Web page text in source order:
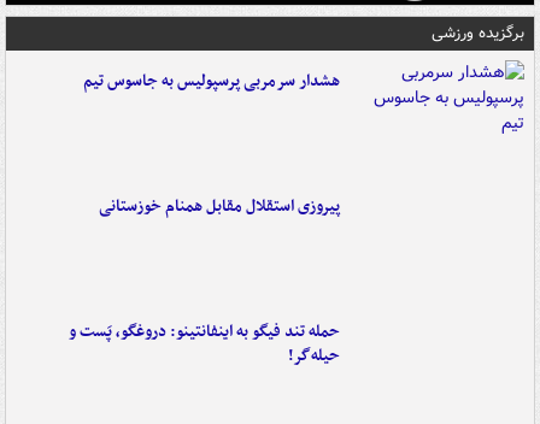
برگزیده ورزشی
هشدار سرمربی پرسپولیس به جاسوس تیم
پیروزی استقلال مقابل همنام خوزستانی
حمله تند فیگو به اینفانتینو: دروغگو، پَست‌ و
حیله‌گر!